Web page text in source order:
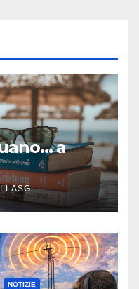
a
NOTIZIE